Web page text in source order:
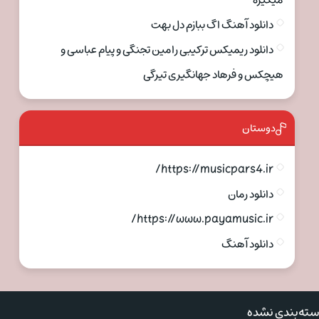
دانلود آهنگ اگ ببازم دل بهت
دانلود ریمیکس ترکیبی رامین تجنگی و پیام عباسی و
هیچکس و فرهاد جهانگیری تیرگی
دوستان
https://musicpars4.ir/
دانلود رمان
https://www.payamusic.ir/
دانلود آهنگ
نشده